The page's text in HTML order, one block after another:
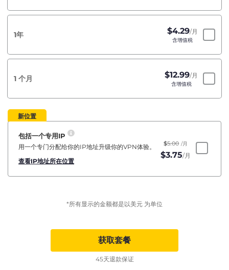
1年 $4.29/月
含增值税
1 个月 $12.99/月
含增值税
新位置
包括一个专用IP
用一个专门分配给你的IP地址升级你的VPN体验。
查看IP地址所在位置
$5.00 /月
$3.75/月
*所有显示的金额都是以美元 为单位
获取套餐
45天退款保证